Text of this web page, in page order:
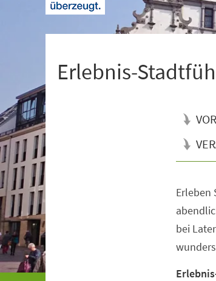
Erlebnis-
Erleben
bei